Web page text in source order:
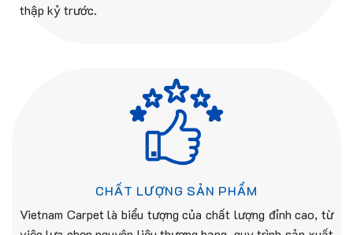
thập kỷ trước.
CHẤT LƯỢNG SẢN PHẨM
Vietnam Carpet là biểu tượng của chất lượng đỉnh cao, từ